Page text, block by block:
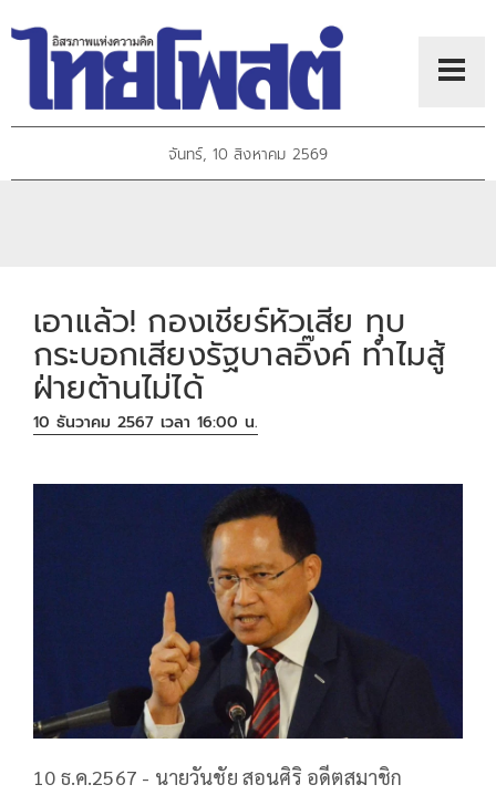
จันทร์, 10 สิงหาคม 2569
เอาแล้ว! กองเชียร์หัวเสีย ทุบ
กระบอกเสียงรัฐบาลอิ๊งค์ ทำไมสู้
ฝ่ายต้านไม่ได้
10 ธันวาคม 2567 เวลา 16:00 น.
10 ธ.ค.2567 - นายวันชัย สอนศิริ อดีตสมาชิก